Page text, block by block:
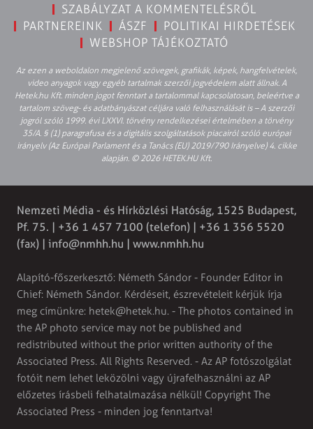
SZABÁLYZAT A KOMMENTELÉSRŐL
PARTNEREINK
ÁSZF
POLITIKAI HIRDETÉSEK
WEBSHOP TÁJÉKOZTATÓ
Az ezen a weboldalon megjelenő szövegek, grafikák, képek, hangfelvételek,
video anyagok vagy egyéb tartalmak szerzői jogvédelem alatt állnak. A
Hetek.hu Kft. minden jogot fenntart a tartalommal kapcsolatosan, beleértve a
tartalom szöveg- és adatbányászat céljára való felhasználását is – A szerzői
jogról szóló 1999. évi LXXVI. törvény rendelkezései értelmében a törvény
35/A. § (1) paragrafusa és a digitális szolgáltatások piacairól szóló európai
irányelv (Az Európai Parlament és a Tanács (EU) 2019/790 Irányelve) 4. cikke
alapján. © 2026 HETEK.HU Kft.
Nemzeti Média - és Hírközlési Hatóság, 1525 Budapest,
Pf. 75. | +36 1 457 7100 (telefon) | +36 1 356 5520
(fax) | info@nmhh.hu | www.nmhh.hu
Alapító-főszerkesztő: Németh Sándor - Founder Editor in
Chief: Németh Sándor. Kérdéseit, észrevételeit kérjük írja
meg címünkre: hetek@hetek.hu. - The photos contained in
the AP photo service may not be published and
redistributed without the prior written authority of the
Associated Press. All Rights Reserved. - Az AP fotószolgálat
fotóit nem lehet leközölni vagy újrafelhasználni az AP
előzetes írásbeli felhatalmazása nélkül! Copyright The
Associated Press - minden jog fenntartva!